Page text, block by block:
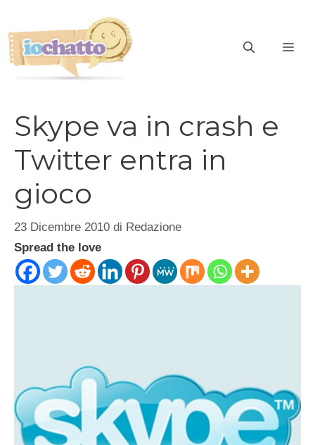
contenuto
Skype va in crash e
Twitter entra in
gioco
23 Dicembre 2010 di Redazione
Spread the love